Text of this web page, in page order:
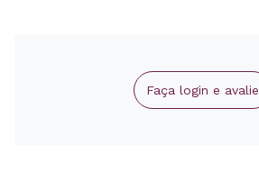
Faça login e avalie